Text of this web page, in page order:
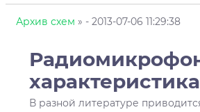
Архив схем » - 2013-07-06 11:29:38
В разной литературе